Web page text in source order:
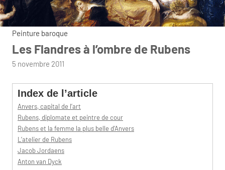
Peinture baroque
Les Flandres à l’ombre de Rubens
par
5 novembre 2011
Index de l’article
Anvers, capital de l’art
Rubens, diplomate et peintre de cour
Rubens et la femme la plus belle d’Anvers
L’atelier de Rubens
Jacob Jordaens
Anton van Dyck